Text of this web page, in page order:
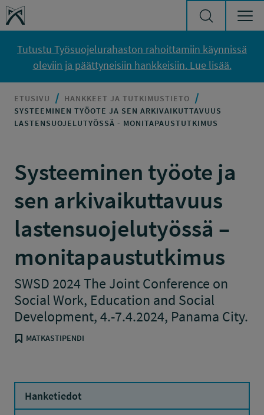
Siirry sisältöön
Työsuojelurahasto
Tutustu Työsuojelurahaston rahoittamiin käynnissä
oleviin ja päättyneisiin hankkeisiin. Lue lisää.
ETUSIVU
HANKKEET JA TUTKIMUSTIETO
SYSTEEMINEN TYÖOTE JA SEN ARKIVAIKUTTAVUUS
LASTENSUOJELUTYÖSSÄ - MONITAPAUSTUTKIMUS
Systeeminen työote ja
sen arkivaikuttavuus
lastensuojelutyössä –
monitapaustutkimus
SWSD 2024 The Joint Conference on
Social Work, Education and Social
Development, 4.-7.4.2024, Panama City.
MATKASTIPENDI
Hanketiedot